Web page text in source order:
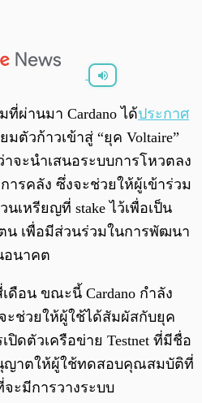
0:00 /
ผ่านมา Cardano ได้ประกาศ
มตัวก้าวเข้าสู่ “ยุค Voltaire”
จะนำเสนอระบบการโหวตลง
รคลัง ซึ่งจะช่วยให้ผู้เข้าร่วม
เหรียญที่ stake ไว้เพื่อเป็น
น เพื่อมีส่วนร่วมในการพัฒนา
อนาคต
ดือน ขณะนี้ Cardano กำลัง
ช่วยให้ผู้ใช้ได้สัมผัสกับยุค
ปิดตัวเครือข่าย Testnet ที่มีชื่อ
ญาตให้ผู้ใช้ทดสอบคุณสมบัติที่
จะมีการวางระบบ